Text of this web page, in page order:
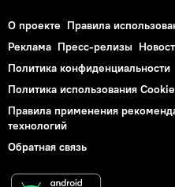
О проекте Правила
Реклама Пресс-релизы
Политика конфиденциальности
Политика использования Cookie
Правила применения
технологий
Обратная связь